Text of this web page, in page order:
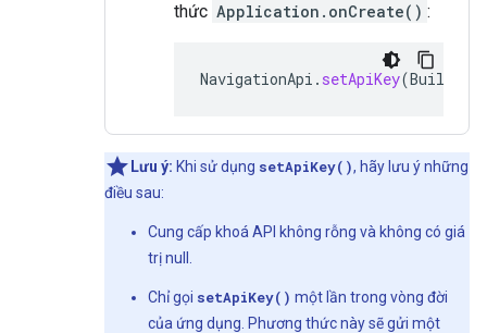
thức Application.onCreate() :
NavigationApi . setApiKey(
Lưu ý: Khi sử dụng setApiKey(), hãy lưu ý những
điều sau:
Cung cấp khoá API không rỗng và không có giá
trị null.
Chỉ gọi setApiKey() một lần trong vòng đời
của ứng dụng. Phương thức này sẽ gửi một